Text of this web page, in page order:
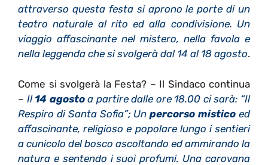
attraverso questa festa si aprono le porte di un
teatro naturale al rito ed alla condivisione. Un
viaggio affascinante nel mistero, nella favola e
nella leggenda che si svolgerà dal 14 al 18 agosto.
Come si svolgerà la Festa? – Il Sindaco continua
– Il 14 agostoa partire dalle ore 18.00 ci sarà: “Il
Respiro di Santa Sofia”; Unpercorso mistico ed
affascinante, religioso e popolare lungo i sentieri
a cunicolo del bosco ascoltando ed ammirando la
natura e sentendo i suoi profumi. Una carovana